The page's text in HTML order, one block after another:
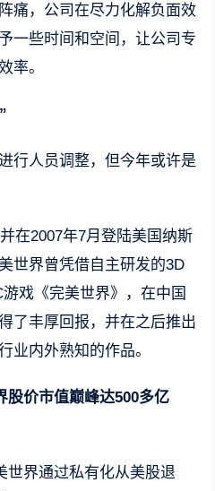
痛，公司在尽力化解负面效
一些时间和空间，让公司专
率。
行人员调整，但今年或许是
在2007年7月登陆美国纳斯
世界曾凭借自主研发的3D
戏《完美世界》，在中国
了丰厚回报，并在之后推出
业内外熟知的作品。
股价市值巅峰达500多亿
世界通过私有化从美股退